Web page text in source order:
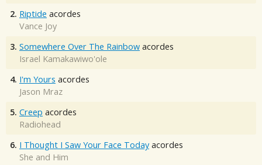
2. Riptide acordes
Vance Joy
3. Somewhere Over The Rainbow acordes
Israel Kamakawiwo'ole
4. I'm Yours acordes
Jason Mraz
5. Creep acordes
Radiohead
6. I Thought I Saw Your Face Today acordes
She and Him